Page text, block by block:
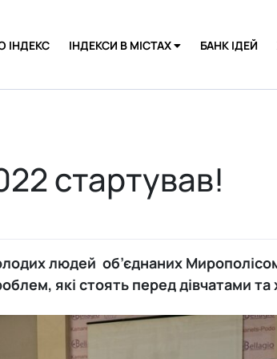
ІНДЕКС ІНДЕКСИ В МІСТАХ БАНК ІДЕЙ
Вінниця
Луцьк
Нова Одеса
Сміла
стартував!
людей об’єднаних
які стоять перед дівчатами